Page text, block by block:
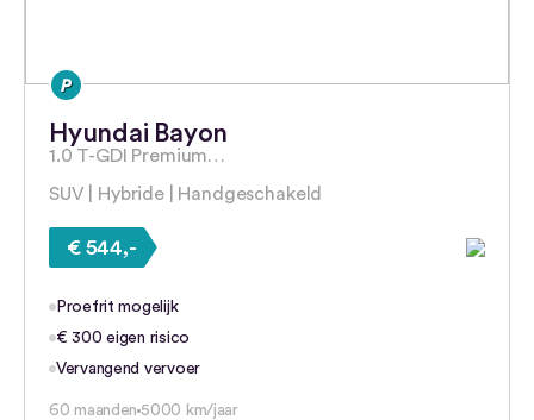
Hyundai Bayon
1.0 T-GDI Premium…
SUV | Hybride | Handgeschakeld
€ 544,-
Proefrit mogelijk
€ 300 eigen risico
Vervangend vervoer
60 maanden 5000 km/jaar